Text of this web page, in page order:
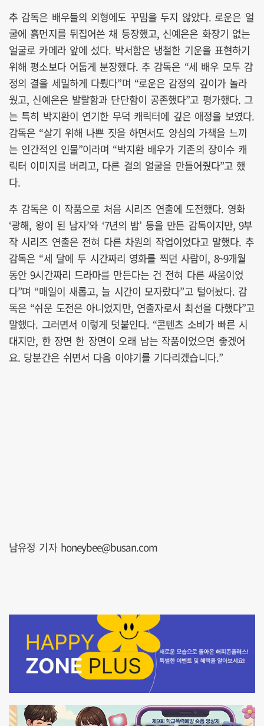
추 감독은 배우들의 외형에도 꾸밈을 두지 않았다. 로운은 얼
굴에 흙먼지를 뒤집어쓴 채 등장했고, 신예은은 화장기 없는
얼굴로 카메라 앞에 섰다. 박서함은 냉철한 기운을 표현하기
위해 평소보다 어둡게 분장했다. 추 감독은 “세 배우 모두 감
정의 결을 세밀하게 다뤘다”며 “로운은 감정의 깊이가 놀라
웠고, 신예은은 발랄함과 단단함이 공존했다”고 평가했다. 그
는 특히 박지환이 연기한 무덕 캐릭터에 깊은 애정을 보였다.
감독은 “살기 위해 나쁜 짓을 하면서도 양심의 가책을 느끼
는 인간적인 인물”이라며 “박지환 배우가 기존의 장이수 캐
릭터 이미지를 버리고, 다른 결의 얼굴을 만들어줬다”고 했
다.
추 감독은 이 작품으로 처음 시리즈 연출에 도전했다. 영화
‘광해, 왕이 된 남자’와 ‘7년의 밤’ 등을 만든 감독이지만, 9부
작 시리즈 연출은 전혀 다른 차원의 작업이었다고 말했다. 추
감독은 “세 달에 두 시간짜리 영화를 찍던 사람이, 8~9개월
동안 9시간짜리 드라마를 만든다는 건 전혀 다른 싸움이었
다”며 “매일이 새롭고, 늘 시간이 모자랐다”고 털어놨다. 감
독은 “쉬운 도전은 아니었지만, 연출자로서 최선을 다했다”고
말했다. 그러면서 이렇게 덧붙인다. “콘텐츠 소비가 빠른 시
대지만, 한 장면 한 장면이 오래 남는 작품이었으면 좋겠어
요. 당분간은 쉬면서 다음 이야기를 기다리겠습니다.”
남유정 기자 honeybee@busan.com